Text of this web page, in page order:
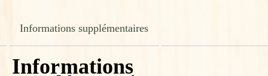
Informations supplémentaires
Informations